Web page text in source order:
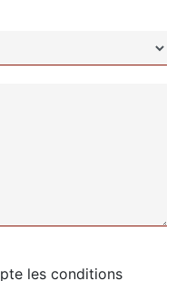
les conditions